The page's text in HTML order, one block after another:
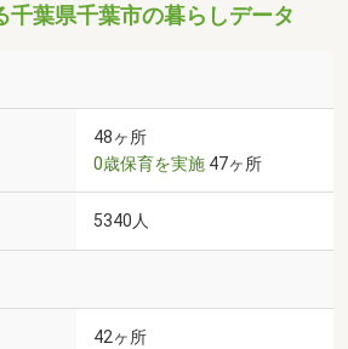
千葉県千葉市の暮らしデータ
48ヶ所
0歳保育を実施 47ヶ所
5340人
42ヶ所